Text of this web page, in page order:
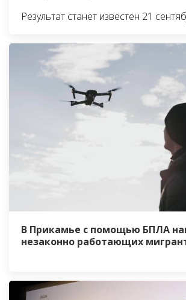
Результат станет известен 21
В Прикамье с помощью БПЛА
незаконно работающих